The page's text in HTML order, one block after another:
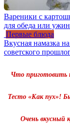
Вареники с
для обеда или
Первые блюда
Вкусная намазка
советского
Что приготовить
Тесто «Как пух»!
Очень вкусный